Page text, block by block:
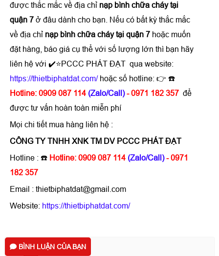
được thắc mắc về địa chỉ nạp bình chữa cháy tại
quận 7 ở đâu dành cho bạn. Nếu có bất kỳ thắc mắc
về địa chỉ nạp bình chữa cháy tại quận 7 hoặc muốn
đặt hàng, báo giá cụ thể với số lượng lớn thì bạn hãy
liên hệ với ✔️⭐PCCC PHÁT ĐẠT qua website:
https://thietbiphatdat.com/ hoặc số hotline: 👉 ☎️
Hotline: 0909 087 114 (Zalo/Call)- 0971 182 357 để
được tư vấn hoàn toàn miễn phí
Mọi chi tiết mua hàng liên hệ :
CÔNG TY TNHH XNK TM DV PCCC PHÁT ĐẠT
Hotline : ☎️ Hotline: 0909 087 114 (Zalo/Call)- 0971
182 357
Email : thietbiphatdat@gmail.com
Website: https://thietbiphatdat.com/
BÌNH LUẬN CỦA BẠN